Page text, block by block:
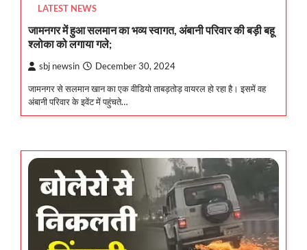
LATEST NEWS
जामनगर में हुआ सलमान का भव्य स्वागत, अंबानी परिवार की बड़ी बहू
श्लोका को लगाया गले;
sbj newsin December 30, 2024
जामनगर से सलमान खान का एक वीडियो ताबड़तोड़ वायरल हो रहा है। इसमें वह
अंबानी परिवार के इवेंट में पहुंचते…